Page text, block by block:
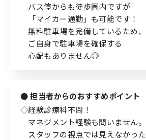
バス停からも徒歩圏内ですが
「マイカー通勤」も可能です！
無料駐車場を完備しているため、
ご自身で駐車場を確保する
心配もありません◎
担当者からのおすすめポイント
◇経験診療科不問！
マネジメント経験も問いません。
スタッフの視点では見えなかった